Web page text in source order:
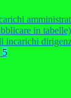
in tabelle)
incarichi
5